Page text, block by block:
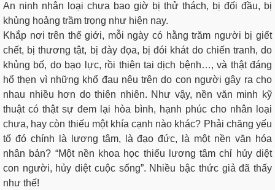
An ninh nhân loại chưa bao giờ bị thử thách, bị đối đầu, bị
khủng hoảng trầm trọng như hiện nay.
Khắp nơi trên thế giới, mỗi ngày có hằng trăm người bị giết
chết, bị thương tật, bị đày đọa, bị đói khát do chiến tranh, do
khủng bố, do bạo lực, rồi thiên tai dịch bệnh…, và thật đáng
hổ thẹn vì những khổ đau nêu trên do con người gây ra cho
nhau nhiều hơn do thiên nhiên. Như vậy, nền văn minh kỹ
thuật có thật sự đem lại hòa bình, hạnh phúc cho nhân loại
chưa, hay còn thiếu một khía cạnh nào khác? Phải chăng yếu
tố đó chính là lương tâm, là đạo đức, là một nền văn hóa
nhân bản? “Một nền khoa học thiếu lương tâm chỉ hủy diệt
con người, hủy diệt cuộc sống”. Nhiều bậc thức giả đã thấy
như thế!